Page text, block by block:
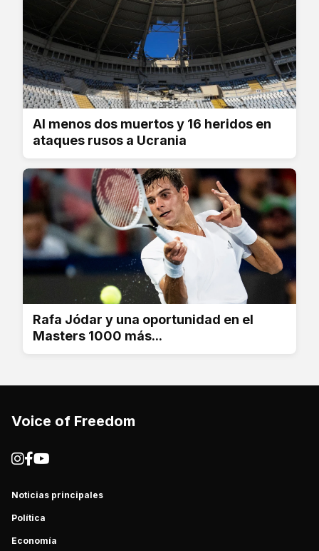
Al menos dos muertos y 16 heridos en
ataques rusos a Ucrania
Rafa Jódar y una oportunidad en el
Masters 1000 más...
Voice of Freedom
Noticias principales
Política
Economía